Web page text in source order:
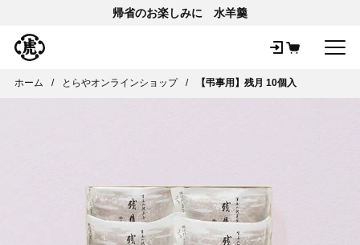
帰省のお楽しみに 水羊羹
ホーム とらやオンラインショップ 【弔事用】残月 10個入